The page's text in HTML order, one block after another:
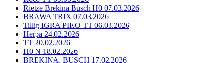
Rietze Brekina Busch H0 07.03.2026
BRAWA TRIX 07.03.2026
Tillig IGRA PIKO TT 06.03.2026
Herpa 24.02.2026
TT 20.02.2026
H0 N 18.02.2026
BREKINA, BUSCH 17.02.2026